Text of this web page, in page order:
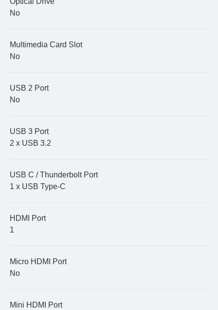
No
Multimedia Card Slot
No
USB 2 Port
No
USB 3 Port
2 x USB 3.2
USB C / Thunderbolt Port
1 x USB Type-C
HDMI Port
1
Micro HDMI Port
No
Mini HDMI Port